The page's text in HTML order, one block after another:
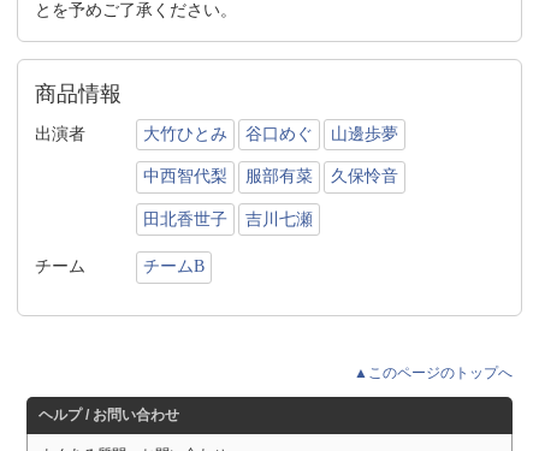
とを予めご了承ください。
商品情報
出演者 大竹ひとみ 谷口めぐ 山邊歩夢
中西智代梨 服部有菜 久保怜音
田北香世子 吉川七瀬
チーム チームB
▲このページのトップへ
ヘルプ / お問い合わせ